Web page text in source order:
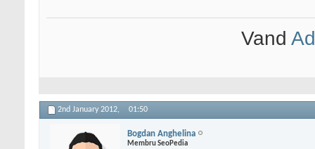
Vand
2nd January 2012, 01:50
Bogdan Anghelina
Membru SeoPedia